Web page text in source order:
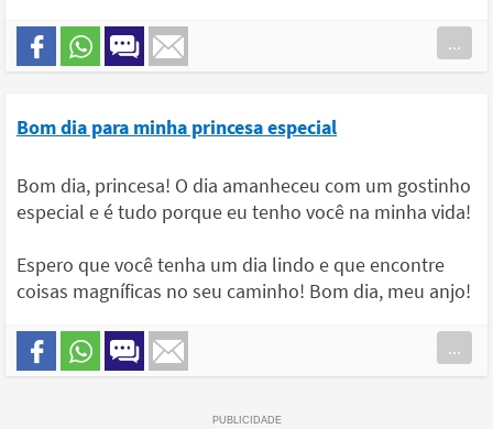
...
Bom dia para minha princesa especial
Bom dia, princesa! O dia amanheceu com um gostinho
especial e é tudo porque eu tenho você na minha vida!
Espero que você tenha um dia lindo e que encontre
coisas magníficas no seu caminho! Bom dia, meu anjo!
...